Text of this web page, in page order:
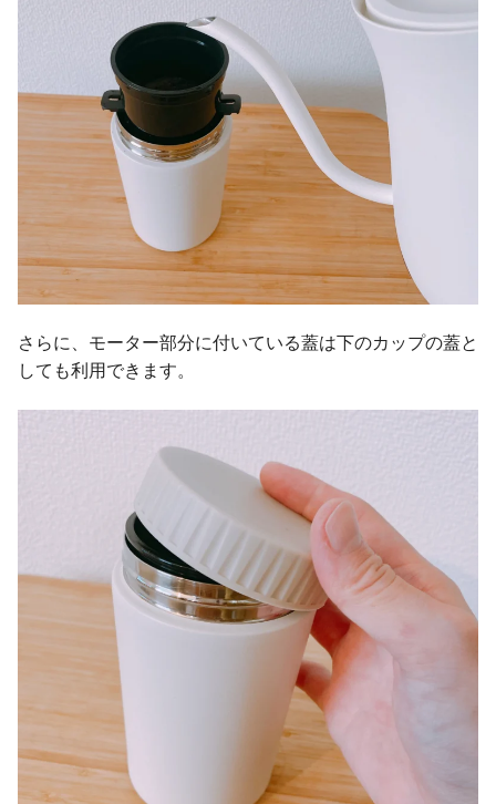
さらに、モーター部分に付いている蓋は下のカップの蓋と
しても利用できます。